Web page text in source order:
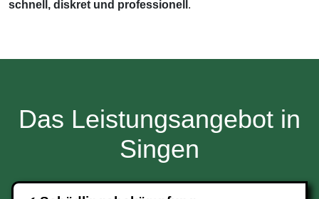
schnell, diskret und professionell .
Das Leistungsangebot in
Singen